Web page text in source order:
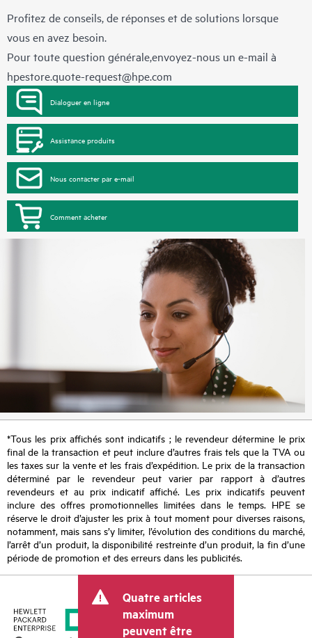
Profitez de conseils, de réponses et de solutions lorsque
vous en avez besoin.
Pour toute question générale,envoyez-nous un e-mail à
hpestore.quote-request@hpe.com
Dialoguer en ligne
Assistance produits
Nous contacter par e-mail
Comment acheter
*Tous les prix affichés sont indicatifs ; le revendeur détermine le prix
final de la transaction et peut inclure d’autres frais tels que la TVA ou
les taxes sur la vente et les frais d’expédition. Le prix de la transaction
déterminé par le revendeur peut varier par rapport à d’autres
revendeurs et au prix indicatif affiché. Les prix indicatifs peuvent
inclure des offres promotionnelles limitées dans le temps. HPE se
réserve le droit d’ajuster les prix à tout moment pour diverses raisons,
notamment, mais sans s’y limiter, l’évolution des conditions du marché,
l’arrêt d’un produit, la disponibilité restreinte d’un produit, la fin d’une
période de promotion et des erreurs dans les publicités.
Quatre articles
maximum
peuvent être